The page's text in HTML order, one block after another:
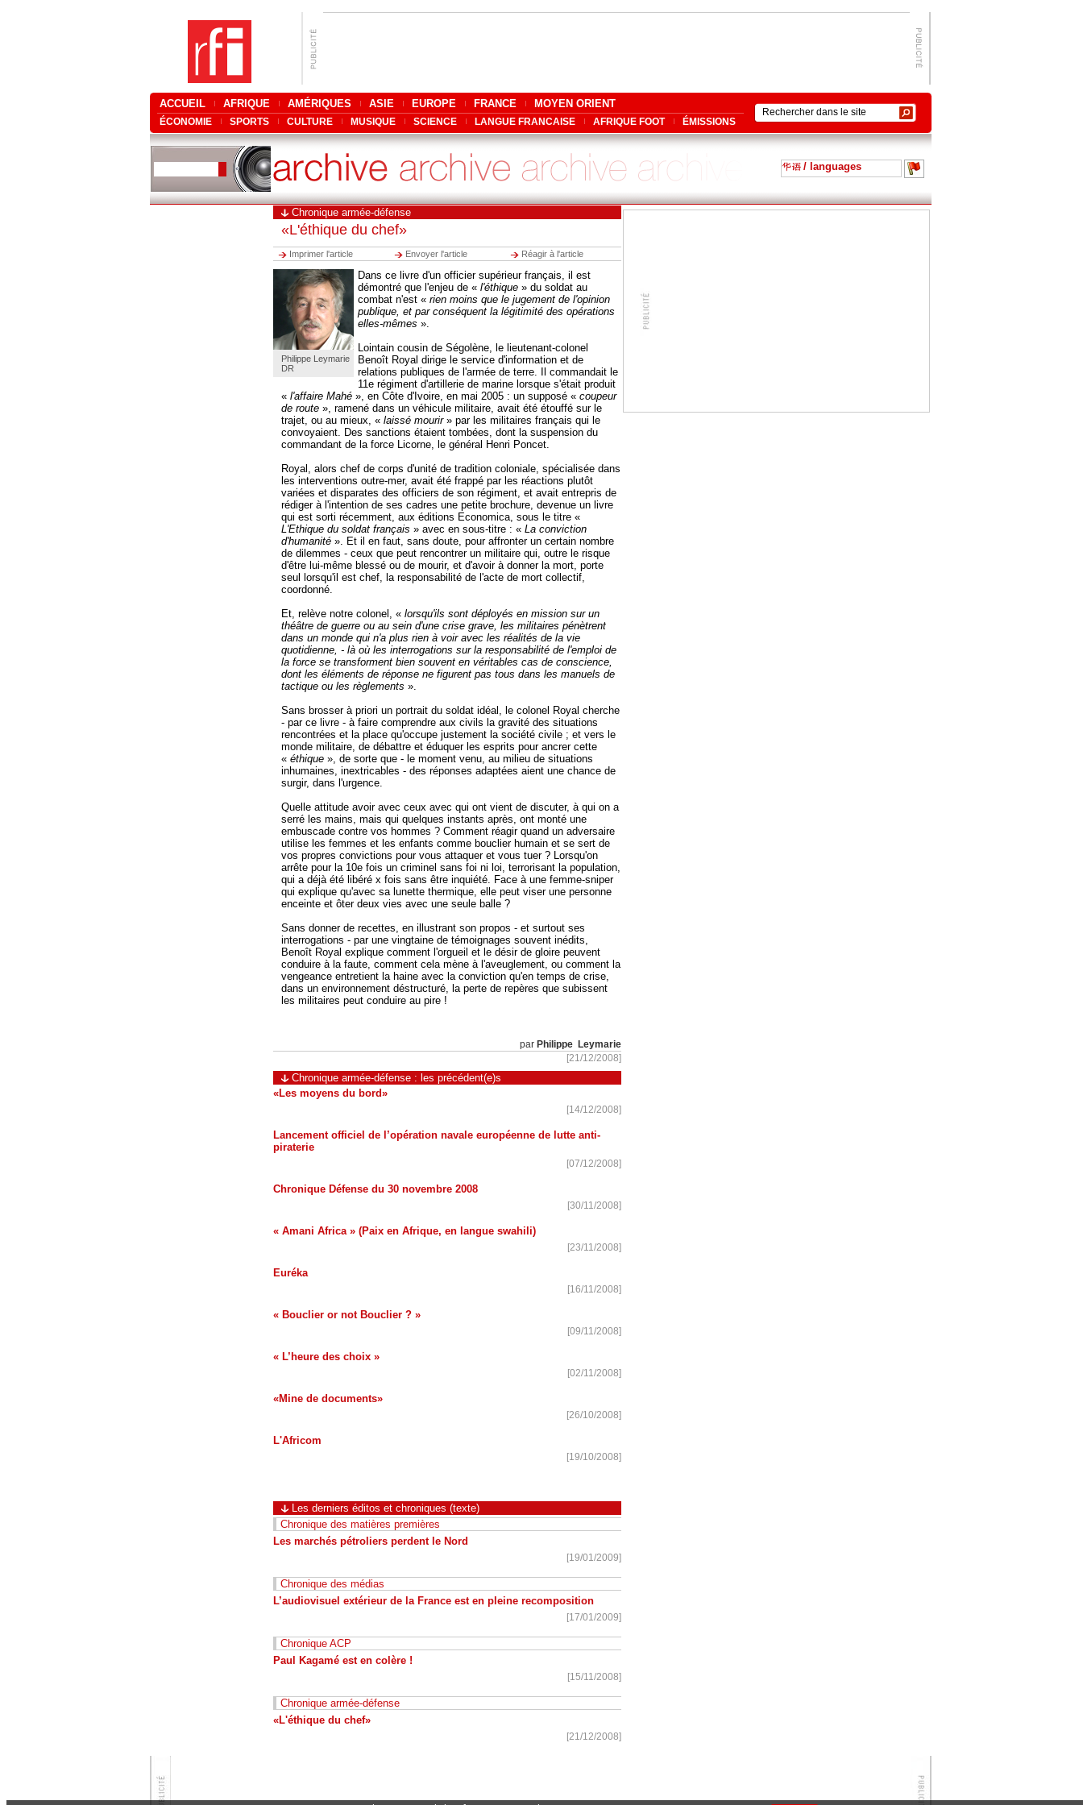
ACCUEIL AFRIQUE AMÉRIQUES ASIE EUROPE FRANCE MOYEN ORIENT
ÉCONOMIE SPORTS CULTURE MUSIQUE SCIENCE LANGUE FRANCAISE AFRIQUE FOOT ÉMISSIONS
/ languages
Chronique armée-défense
«L'éthique du chef»
Imprimer l'article Envoyer l'article Réagir à l'article
Philippe Leymarie
DR
Dans ce livre d'un officier supérieur français, il est
démontré que l'enjeu de « l'éthique » du soldat au
combat n'est « rien moins que le jugement de l'opinion
publique, et par conséquent la légitimité des opérations
elles-mêmes ».
Lointain cousin de Ségolène, le lieutenant-colonel
Benoît Royal dirige le service d'information et de
relations publiques de l'armée de terre. Il commandait le
11e régiment d'artillerie de marine lorsque s'était produit
« l'affaire Mahé », en Côte d'Ivoire, en mai 2005 : un supposé « coupeur
de route », ramené dans un véhicule militaire, avait été étouffé sur le
trajet, ou au mieux, « laissé mourir» par les militaires français qui le
convoyaient. Des sanctions étaient tombées, dont la suspension du
commandant de la force Licorne, le général Henri Poncet.
Royal, alors chef de corps d'unité de tradition coloniale, spécialisée dans
les interventions outre-mer, avait été frappé par les réactions plutôt
variées et disparates des officiers de son régiment, et avait entrepris de
rédiger à l'intention de ses cadres une petite brochure, devenue un livre
qui est sorti récemment, aux éditions Economica, sous le titre «
L'Ethique du soldat français » avec en sous-titre : « La conviction
d'humanité ». Et il en faut, sans doute, pour affronter un certain nombre
de dilemmes - ceux que peut rencontrer un militaire qui, outre le risque
d'être lui-même blessé ou de mourir, et d'avoir à donner la mort, porte
seul lorsqu'il est chef, la responsabilité de l'acte de mort collectif,
coordonné.
Et, relève notre colonel, « lorsqu'ils sont déployés en mission sur un
théâtre de guerre ou au sein d'une crise grave, les militaires pénètrent
dans un monde qui n'a plus rien à voir avec les réalités de la vie
quotidienne, - là où les interrogations sur la responsabilité de l'emploi de
la force se transforment bien souvent en véritables cas de conscience,
dont les éléments de réponse ne figurent pas tous dans les manuels de
tactique ou les règlements ».
Sans brosser à priori un portrait du soldat idéal, le colonel Royal cherche
- par ce livre - à faire comprendre aux civils la gravité des situations
rencontrées et la place qu'occupe justement la société civile ; et vers le
monde militaire, de débattre et éduquer les esprits pour ancrer cette
« éthique », de sorte que - le moment venu, au milieu de situations
inhumaines, inextricables - des réponses adaptées aient une chance de
surgir, dans l'urgence.
Quelle attitude avoir avec ceux avec qui ont vient de discuter, à qui on a
serré les mains, mais qui quelques instants après, ont monté une
embuscade contre vos hommes ? Comment réagir quand un adversaire
utilise les femmes et les enfants comme bouclier humain et se sert de
vos propres convictions pour vous attaquer et vous tuer ? Lorsqu'on
arrête pour la 10e fois un criminel sans foi ni loi, terrorisant la population,
qui a déjà été libéré x fois sans être inquiété. Face à une femme-sniper
qui explique qu'avec sa lunette thermique, elle peut viser une personne
enceinte et ôter deux vies avec une seule balle ?
Sans donner de recettes, en illustrant son propos - et surtout ses
interrogations - par une vingtaine de témoignages souvent inédits,
Benoît Royal explique comment l'orgueil et le désir de gloire peuvent
conduire à la faute, comment cela mène à l'aveuglement, ou comment la
vengeance entretient la haine avec la conviction qu'en temps de crise,
dans un environnement déstructuré, la perte de repères que subissent
les militaires peut conduire au pire !
par Philippe Leymarie
[21/12/2008]
Chronique armée-défense : les précédent(e)s
«Les moyens du bord»
[14/12/2008]
Lancement officiel de l’opération navale européenne de lutte anti-
piraterie
[07/12/2008]
Chronique Défense du 30 novembre 2008
[30/11/2008]
« Amani Africa » (Paix en Afrique, en langue swahili)
[23/11/2008]
Euréka
[16/11/2008]
« Bouclier or not Bouclier ? »
[09/11/2008]
« L’heure des choix »
[02/11/2008]
«Mine de documents»
[26/10/2008]
L'Africom
[19/10/2008]
Les derniers éditos et chroniques (texte)
Chronique des matières premières
Les marchés pétroliers perdent le Nord
[19/01/2009]
Chronique des médias
L’audiovisuel extérieur de la France est en pleine recomposition
[17/01/2009]
Chronique ACP
Paul Kagamé est en colère !
[15/11/2008]
Chronique armée-défense
«L'éthique du chef»
[21/12/2008]